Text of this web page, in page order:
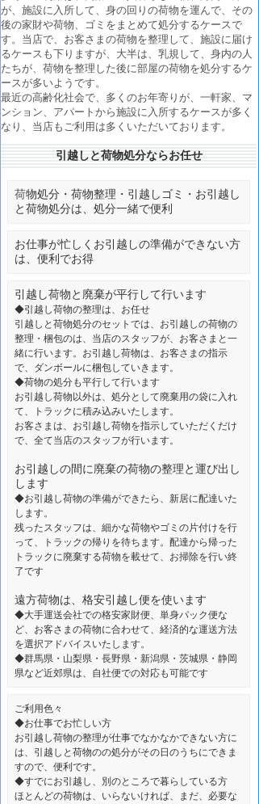
が、施設に入所して、身の回りの荷物を運んで、その
後の家財や荷物、ゴミをまとめて処分するケースで
す。当店で、お客さまの荷物を整理して、施設に届け
るケースも下りますが、大半は、乳規して、身内の人
たちが、荷物を整理した後に部屋の荷物を処分するケ
ースが多いようです。
最近の高齢化社会で、多くのお年寄りが、一軒家、マ
ンション、アパートから施設に入所するケースが多く
なり、当店もご利用は多くいただいております。
引越しと荷物処分ならお任せ
荷物処分・荷物整理・引越しゴミ・お引越し
と荷物処分は、処分一緒で便利
お仕事が忙しくお引越しの準備ができない方
は、便利でお得
引越し荷物と廃棄が平行して行います
◆引越し荷物の整理は、お任せ
引越しと荷物処分のセットでは、お引越しの荷物の
整理・梱包のは、当店のスタッフが、お客さまと一
緒に行います。お引越し荷物は、お客さまの指示
で、ダンボールに梱包していきます。
◆荷物の処分も平行して行います
お引越し荷物以外は、処分として廃棄用の袋に入れ
て、トラックに積み込みいたします。
お客さまは、お引越し荷物を指示していただくだけ
で、全て当店のスタッフが行います。
お引越しの間に廃棄の荷物の整理と運び出し
します
◆お引越し荷物の準備ができたら、新居に配達いた
します。
残ったスタッフは、細かな荷物やゴミの片付けを行
って、トラックの帰りを待ちます。配達から帰った
トラックに廃棄する荷物を載せて、お掃除を行い終
了です
遠方荷物は、格安引越し便を使います
◆大手運送会社での格安家財便、単身パック便な
ど、お客さまの荷物に合わせて、経済的な運送方法
を選択アドバイスいたします。
◆群馬県・山梨県・長野県・新潟県・茨城県・静岡
県など近郊県は、自社便での対応も可能です
ご利用色々
◆お仕事でお忙しい方
お引越し荷物の整理が仕事でなかなかできない方に
は、引越しと荷物のの処分がその日のうちにできま
すので、便利です。
◆すでにお引越し、別のところで暮らしている方
ほとんどの荷物は、いらないければ、まだ、必要な